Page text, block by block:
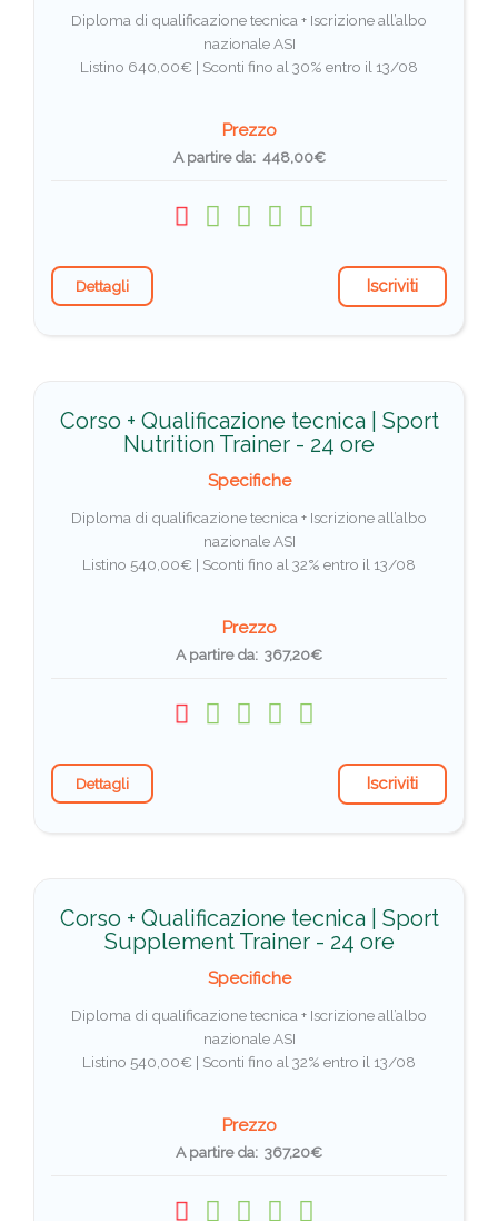
Diploma di qualificazione tecnica + Iscrizione all’albo
nazionale ASI
Listino 640,00€ | Sconti fino al 30% entro il 13/08
Prezzo
A partire da: 448,00€
Dettagli Iscriviti
Corso + Qualificazione tecnica | Sport
Nutrition Trainer - 24 ore
Specifiche
Diploma di qualificazione tecnica + Iscrizione all’albo
nazionale ASI
Listino 540,00€ | Sconti fino al 32% entro il 13/08
Prezzo
A partire da: 367,20€
Dettagli Iscriviti
Corso + Qualificazione tecnica | Sport
Supplement Trainer - 24 ore
Specifiche
Diploma di qualificazione tecnica + Iscrizione all’albo
nazionale ASI
Listino 540,00€ | Sconti fino al 32% entro il 13/08
Prezzo
A partire da: 367,20€